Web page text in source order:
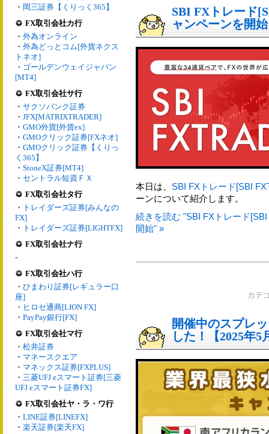
・ 岡三証券【くりっく365】
FX取引会社カ行
・ 外為オンライン
・ 外為どっとコム[外貨ネクス
トネオ]
・ ゴールデンウェイジャパン
[MT4]
FX取引会社サ行
・ サクソバンク証券
・ JFX[MATRIXTRADER]
・ GMO外貨[外貨ex]
・ GMOクリック証券[FXネオ]
・ GMOクリック証券【くりっ
く365】
・ StoneX証券[MT4]
・ セントラル短資ＦＸ
FX取引会社タ行
・ トレイダーズ証券[みんなの
FX]
・ トレイダーズ証券[LIGHTFX]
FX取引会社ナ行
-
FX取引会社ハ行
・ ひまわり証券[レギュラー口
座]
・ ヒロセ通商[LION FX]
・ PayPay銀行[FX]
FX取引会社マ行
・ 松井証券
・ マネースクエア
・ マネックス証券[FXPLUS]
・ 三菱UFJ eスマート証券[三菱
UFJ eスマート証券FX]
FX取引会社ヤ・ラ・ワ行
・ LINE証券[LINEFX]
・ 楽天証券[楽天FX]
SBI FXトレード
ャンペーンを開始
本日は、 SBI FXトレード[SBI
ーンについて紹介します。
続きを読む "SBI FXトレード
開始" »
カテ
開催中のスプレ
した！【2025年5